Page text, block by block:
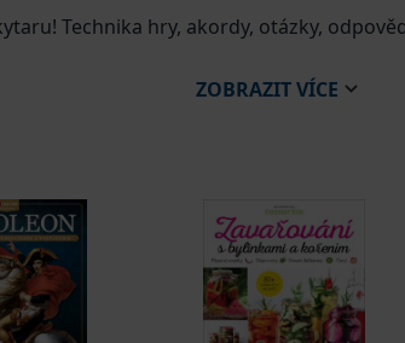
Technika hry, akordy, otázky,
na světě. Často po ní sáhnou nováčci
odradit. Pokud věnujete kytaře
jednoduchých durových akordů přes
zkusíte si zahrát ve stylu
dostupných online, si přitom můžete
ZOBRAZITVÍCE